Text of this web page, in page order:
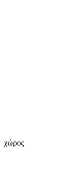
χώρος